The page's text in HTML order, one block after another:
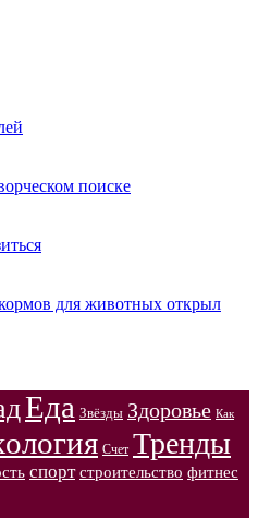
поиске
для животных открыл
Еда Звёзды Здоровье Как
Счет Тренды
спорт строительство фитнес